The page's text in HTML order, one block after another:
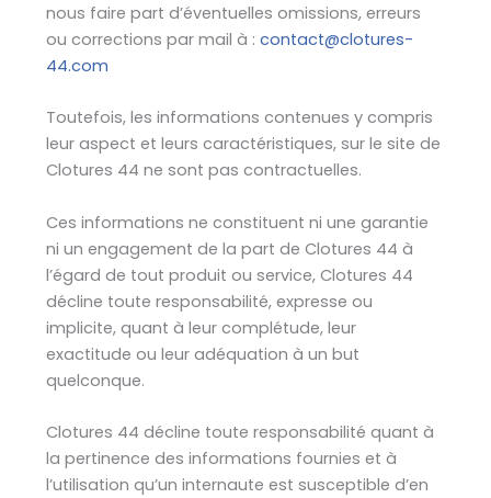
nous faire part d’éventuelles omissions, erreurs
ou corrections par mail à : contact@clotures-
44.com
Toutefois, les informations contenues y compris
leur aspect et leurs caractéristiques, sur le site de
Clotures 44 ne sont pas contractuelles.
Ces informations ne constituent ni une garantie
ni un engagement de la part de Clotures 44 à
l’égard de tout produit ou service, Clotures 44
décline toute responsabilité, expresse ou
implicite, quant à leur complétude, leur
exactitude ou leur adéquation à un but
quelconque.
Clotures 44 décline toute responsabilité quant à
la pertinence des informations fournies et à
l’utilisation qu’un internaute est susceptible d’en